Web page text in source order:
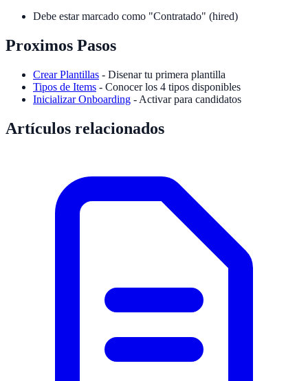
Debe estar marcado como "Contratado" (hired)
Proximos Pasos
Crear Plantillas - Disenar tu primera plantilla
Tipos de Items - Conocer los 4 tipos disponibles
Inicializar Onboarding - Activar para candidatos
Artículos relacionados